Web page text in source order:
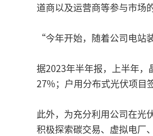
道商以及运营商等参与市场
“今年开始，随着公司电站
据2023年半年报，上半年
27%；户用分布式光伏项目
此外，为充分利用公司在光
积极探索碳交易、虚拟电厂